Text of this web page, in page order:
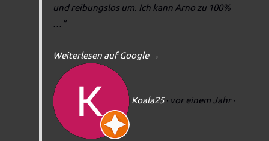
und reibungslos um. Ich kann Arno zu 100%
…“
Weiterlesen auf Google →
Koala25 · vor einem Jahr ·